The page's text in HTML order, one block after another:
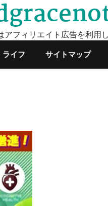
アフィリエイト広告を利用
ライフ サイトマップ